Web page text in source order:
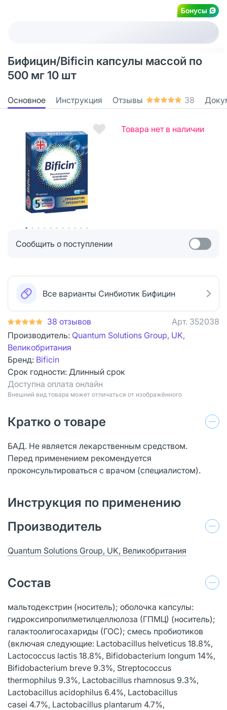
Бонусы
Бифицин/Bificin капсулы массой по
500 мг 10 шт
Основное Инструкция Отзывы 38
Товара нет в наличии
Сообщить о поступлении
Все варианты Синбиотик Бифицин
38 отзывов Арт. 352038
Производитель: Quantum Solutions Group, UK,
Великобритания
Бренд: Bificin
Срок годности: Длинный срок
Доступна оплата онлайн
Bнешний вид товара может отличаться от изображённого
Кратко о товаре
БАД. Не является лекарственным средством.
Перед применением рекомендуется
проконсультироваться с врачом (специалистом).
Инструкция по применению
Производитель
Quantum Solutions Group, UK, Великобритания
Состав
мальтодекстрин (носитель); оболочка капсулы:
гидроксипропилметилцеллюлоза (ГПМЦ) (носитель);
галактоолигосахариды (ГОС); смесь пробиотиков
(включая следующие: Lactobacillus helveticus 18.8%,
Lactococcus lactis 18.8%, Bifidobacterium longum 14%,
Bifidobacterium brеvе 9.3%, Streptococcus
thermophilus 9.3%, Lactobacillus rhamnosus 9.3%,
Lactobacillus acidophilus 6.4%, Lactobacillus
casei 4.7%, Lactobacillus plantarum 4.7%,